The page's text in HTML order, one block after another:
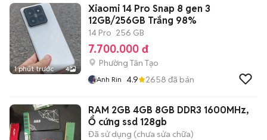
1 phút trước 4
Xiaomi 14 Pro Snap 8 gen 3
12GB/256GB Trắng 98%
14 Pro 256 GB
7.700.000 đ
Phường Tân Tạo
Anh Rin 4.9 2658 đã bán
RAM 2GB 4GB 8GB DDR3 1600MHz,
Ổ cứng ssd 128gb
Đã sử dụng (chưa sửa chữa)